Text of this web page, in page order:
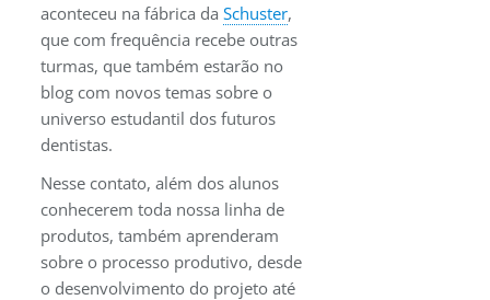
Casos Clínicos
aconteceu na fábrica da Schuster,
que com frequência recebe outras
turmas, que também estarão no
blog com novos temas sobre o
universo estudantil dos futuros
dentistas.
Nesse contato, além dos alunos
conhecerem toda nossa linha de
produtos, também aprenderam
sobre o processo produtivo, desde
o desenvolvimento do projeto até